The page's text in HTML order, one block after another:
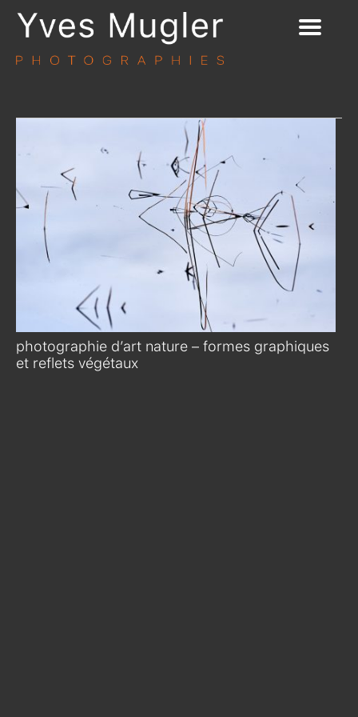
photographie d’art nature – formes graphiques
et reflets végétaux